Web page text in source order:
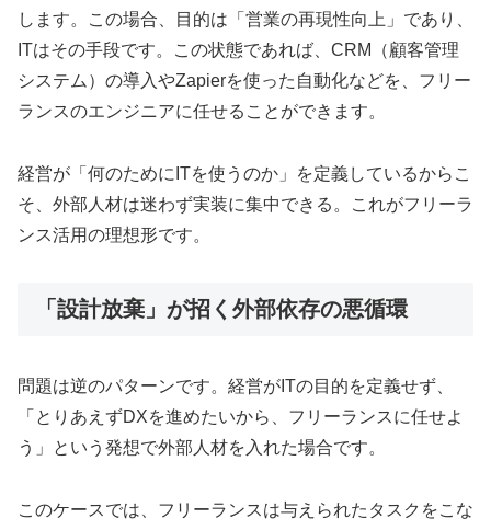
します。この場合、目的は「営業の再現性向上」であり、
ITはその手段です。この状態であれば、CRM（顧客管理
システム）の導入やZapierを使った自動化などを、フリー
ランスのエンジニアに任せることができます。
経営が「何のためにITを使うのか」を定義しているからこ
そ、外部人材は迷わず実装に集中できる。これがフリーラ
ンス活用の理想形です。
「設計放棄」が招く外部依存の悪循環
問題は逆のパターンです。経営がITの目的を定義せず、
「とりあえずDXを進めたいから、フリーランスに任せよ
う」という発想で外部人材を入れた場合です。
このケースでは、フリーランスは与えられたタスクをこな